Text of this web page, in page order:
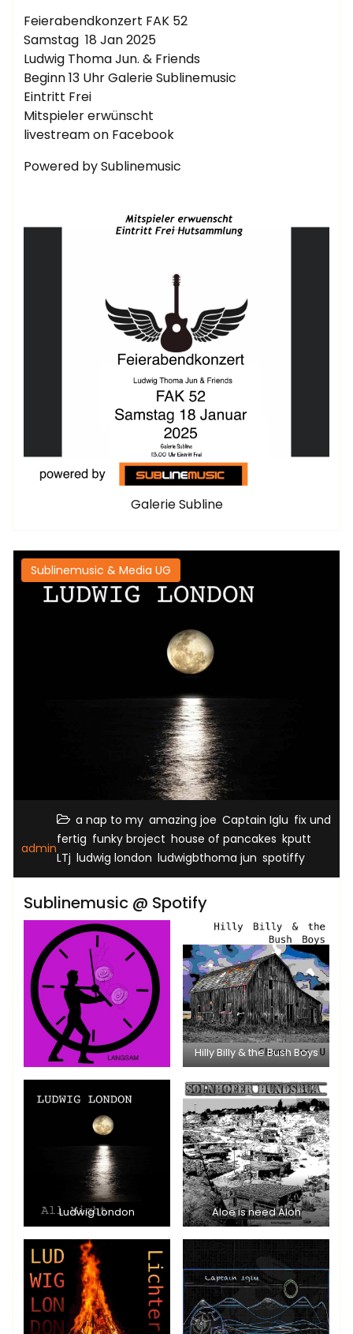
Feierabendkonzert FAK 52
Samstag 18 Jan 2025
Ludwig Thoma Jun. & Friends
Beginn 13 Uhr Galerie Sublinemusic
Eintritt Frei
Mitspieler erwünscht
livestream on Facebook
Powered by Sublinemusic
Galerie Subline
Sublinemusic & Media UG
admin
a nap to my amazing joe Captain Iglu fix und
fertig funky broject house of pancakes kputt
LTj ludwig london ludwigbthoma jun spotiffy
Sublinemusic @ Spotify
Hilly Billy & the Bush Boys
Ludwig London Aloe is need Aloh